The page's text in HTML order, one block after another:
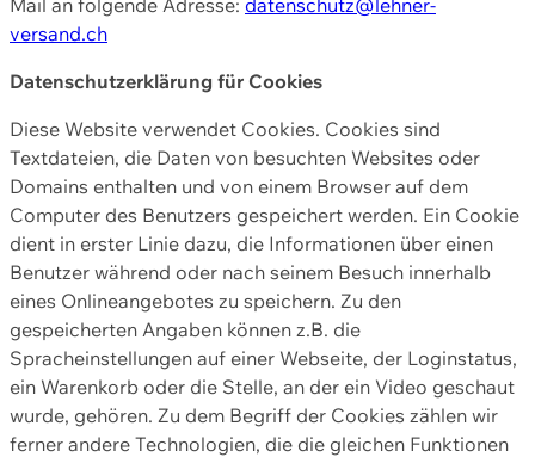
versand.ch
Datenschutzerklärung für Cookies
Diese Website verwendet Cookies. Cookies sind
Textdateien, die Daten von besuchten Websites oder
Domains enthalten und von einem Browser auf dem
Computer des Benutzers gespeichert werden. Ein Cookie
dient in erster Linie dazu, die Informationen über einen
Benutzer während oder nach seinem Besuch innerhalb
eines Onlineangebotes zu speichern. Zu den
gespeicherten Angaben können z.B. die
Spracheinstellungen auf einer Webseite, der Loginstatus,
ein Warenkorb oder die Stelle, an der ein Video geschaut
wurde, gehören. Zu dem Begriff der Cookies zählen wir
ferner andere Technologien, die die gleichen Funktionen